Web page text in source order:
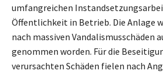
umfangreichen
Öffentlichkeit in Betrieb. Die Anlage
nach massiven Vandalismusschäden
genommen worden. Für die
verursachten Schäden fielen nach